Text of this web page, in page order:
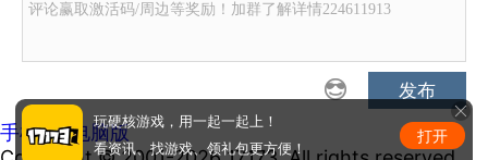
评论赢取激活码/周边等奖励！加群了解详情224611913
发布
手机版|电脑版
玩硬核游戏，用一起一起上！
看资讯、找游戏、领礼包更方便！
打开